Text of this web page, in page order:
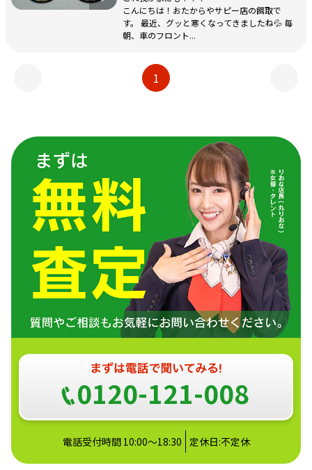
こんにちは！おたからやサピー店の餌取で
す。 最近、グッと寒くなってきましたね💦 毎
朝、車のフロント...
1
0120-121-008
電話受付時間 10:00～18:30 定休日:不定休